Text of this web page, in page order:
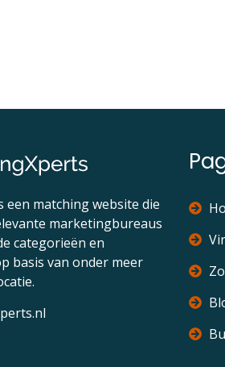
matching website die
marketingbureaus
categorieën en
basis van onder meer